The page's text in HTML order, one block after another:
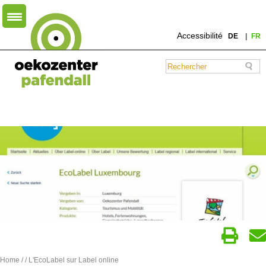
Accessibilité DE FR
Home // L'EcoLabel sur Label online